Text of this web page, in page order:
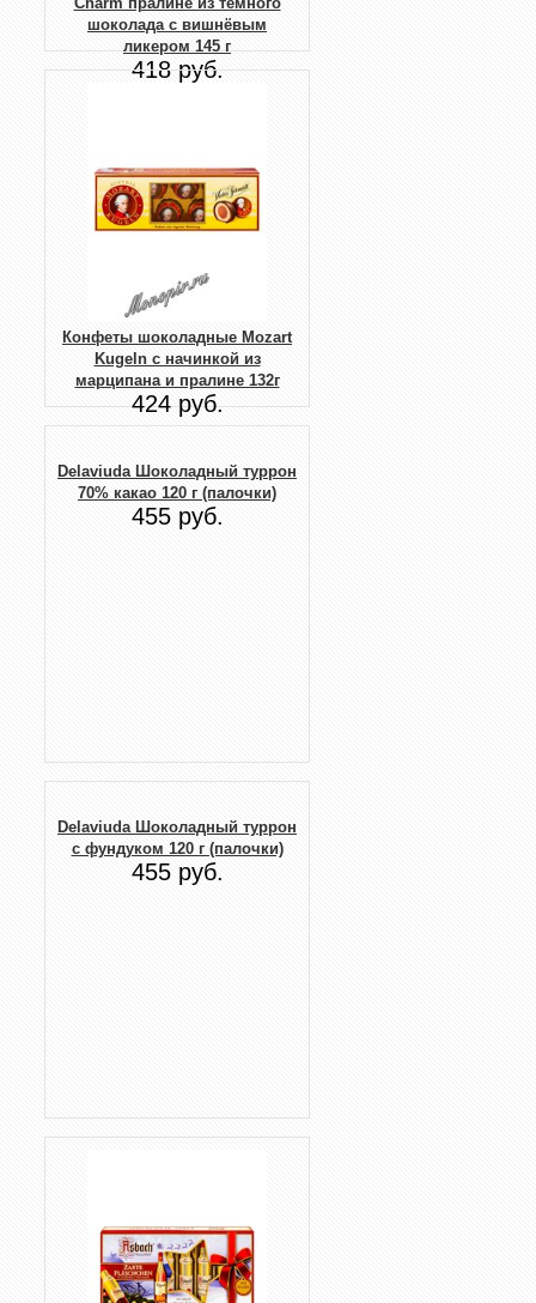
шоколада с вишнёвым
ликером 145 г
418 руб.
Конфеты шоколадные Mozart
Kugeln с начинкой из
марципана и пралине 132г
424 руб.
Delaviuda Шоколадный туррон
70% какао 120 г (палочки)
455 руб.
Delaviuda Шоколадный туррон
с фундуком 120 г (палочки)
455 руб.